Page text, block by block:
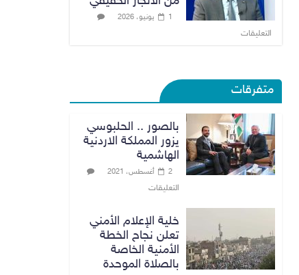
1 يونيو، 2026
التعليقات
متفرقات
بالصور .. الحلبوسي
يزور المملكة الاردنية
الهاشمية
2 أغسطس، 2021
التعليقات
خلية الإعلام الأمني
تعلن نجاح الخطة
الأمنية الخاصة
بالصلاة الموحدة